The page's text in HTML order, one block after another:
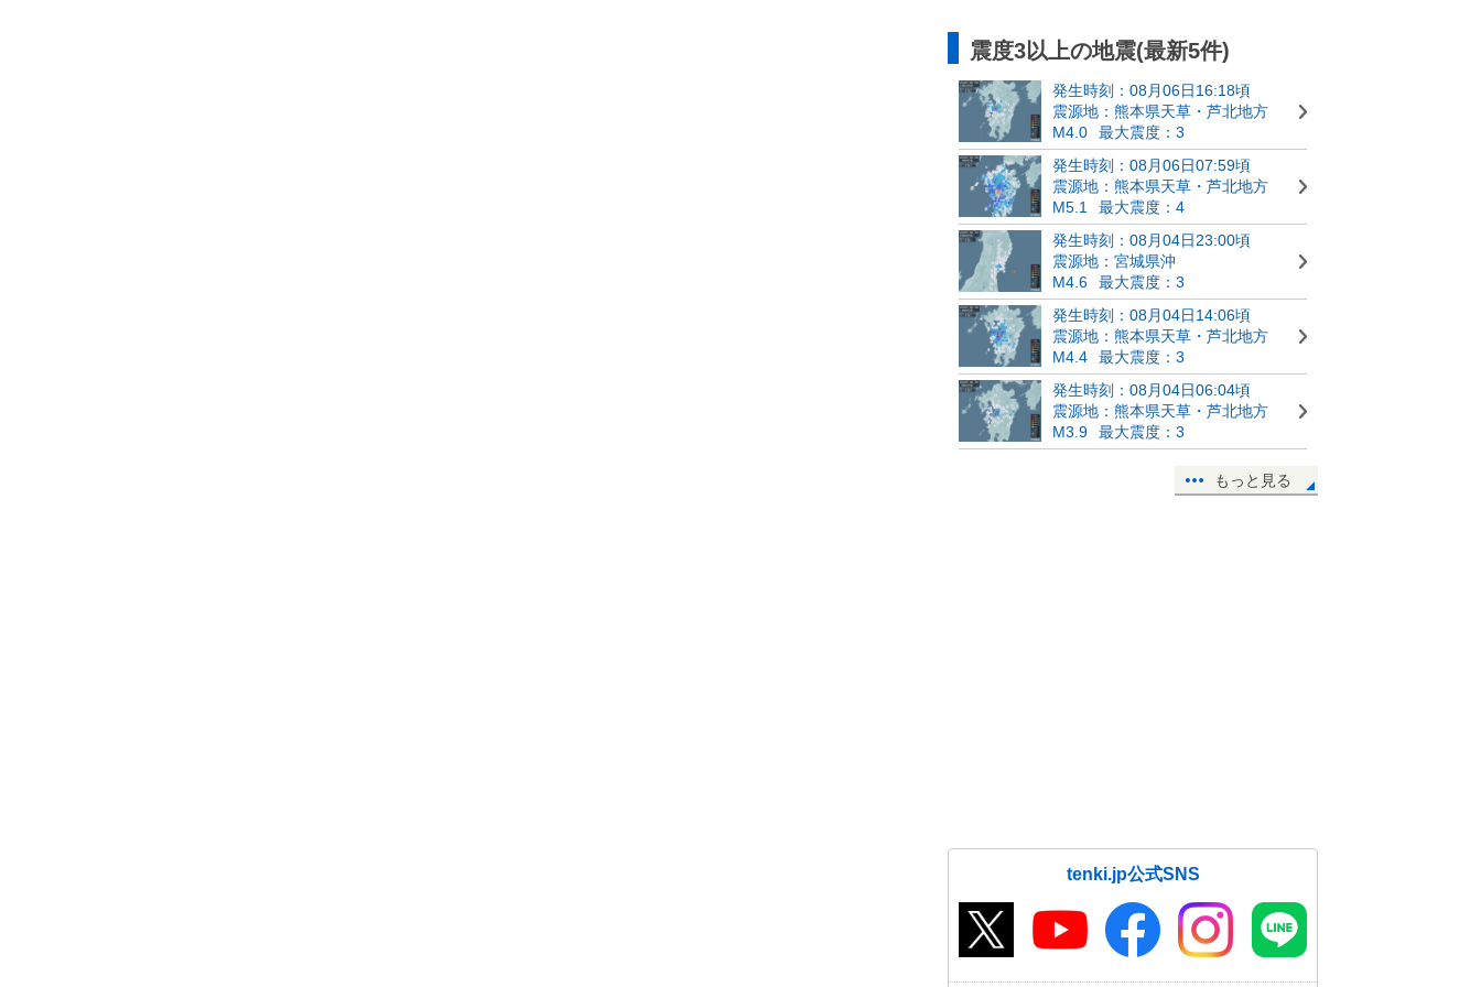
震度3以上の地震(最新5件)
発生時刻：08月06日16:18頃
震源地：熊本県天草・芦北地方
M4.0
最大震度：3
発生時刻：08月06日07:59頃
震源地：熊本県天草・芦北地方
M5.1
最大震度：4
発生時刻：08月04日23:00頃
震源地：宮城県沖
M4.6
最大震度：3
発生時刻：08月04日14:06頃
震源地：熊本県天草・芦北地方
M4.4
最大震度：3
発生時刻：08月04日06:04頃
震源地：熊本県天草・芦北地方
M3.9
最大震度：3
もっと見る
tenki.jp公式SNS